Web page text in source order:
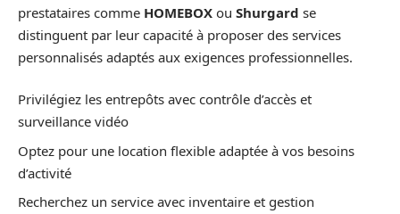
prestataires comme HOMEBOX ou Shurgard se
distinguent par leur capacité à proposer des services
personnalisés adaptés aux exigences professionnelles.
Privilégiez les entrepôts avec contrôle d’accès et
surveillance vidéo
Optez pour une location flexible adaptée à vos besoins
d’activité
Recherchez un service avec inventaire et gestion